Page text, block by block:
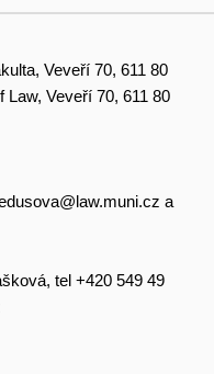
Veveří 70, 611 80
Veveří 70, 611 80
a
tel +420 549 49